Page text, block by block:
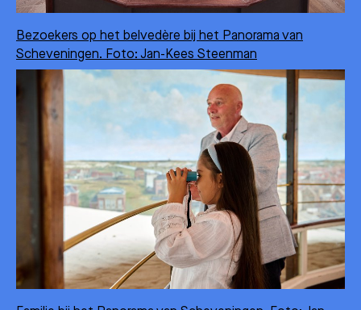
Bezoekers op het belvedère bij het Panorama van
Scheveningen. Foto: Jan-Kees Steenman